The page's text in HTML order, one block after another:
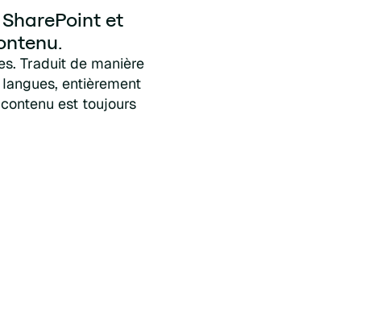
et
Traduit de manière
entièrement
est toujours